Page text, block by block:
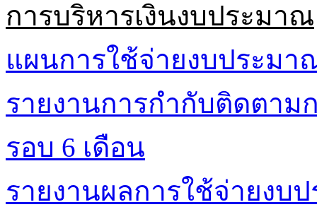
การบริหารเงินงบประมาณ
แผนการใช้จ่ายงบประมา
รายงานการกำกับติดตาม
รอบ 6 เดือน
รายงานผลการใช้จ่ายงบ